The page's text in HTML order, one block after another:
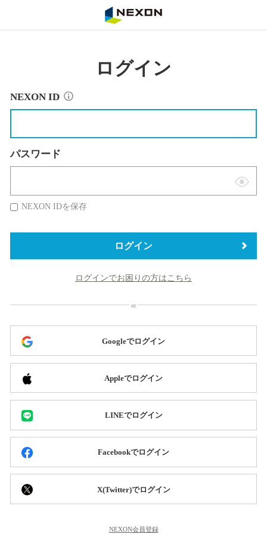
ログイン
NEXON ID
パスワード
表
替
NEXON IDを保存
ログイン
ログインでお困りの方はこちら
Googleでログイン
Appleでログイン
LINEでログイン
Facebookでログイン
X(Twitter)でログイン
NEXON会員登録